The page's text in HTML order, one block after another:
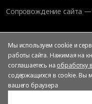
Сопровождение сайта —
Мы используем cookie и
работы сайта. Нажимая на
соглашаетесь на обработку
содержащихся в cookie. Вы
вашего браузера